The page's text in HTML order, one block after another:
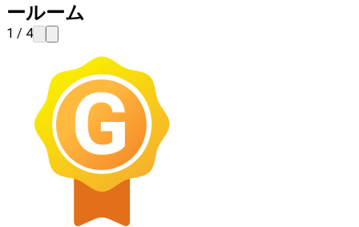
ールーム
1 / 4